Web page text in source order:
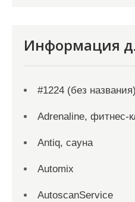
Информация
#1224 (без названия)
Adrenaline, фитнес-
Antiq, сауна
Automix
AutoscanService